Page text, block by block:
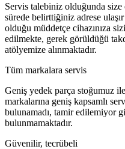
Servis talebiniz olduğunda size
sürede belirttiğiniz adrese
olduğu müddetçe cihazınıza
edilmekte, gerek görüldüğü
atölyemize alınmaktadır.
Tüm markalara servis
Geniş yedek parça stoğumuz
markalarına geniş kapsamlı
bulunamadı, tamir edilemiyor
bulunmamaktadır.
Güvenilir, tecrübeli